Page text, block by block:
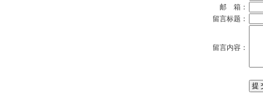
邮 箱：
留言标题：
留言内容：